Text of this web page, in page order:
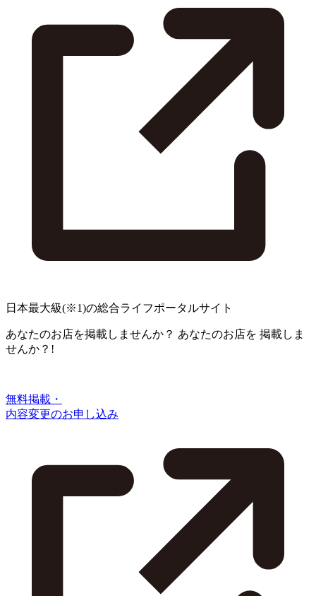
日本最大級(※1)の総合ライフポータルサイト
あなたのお店を掲載しませんか？ あなたのお店を 掲載しま
せんか？!
無料掲載・
内容変更のお申し込み